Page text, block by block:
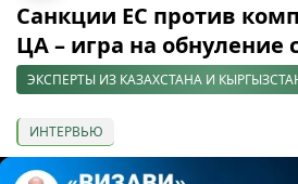
Санкции ЕС против
ЦА – игра на обнуление
ЭКСПЕРТЫ ИЗ КАЗАХСТАНА И
ИНТЕРВЬЮ